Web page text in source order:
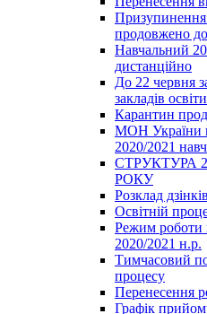
Призупинення
продовжено
Навчальний
дистанційно
До 22 червня
закладів
Карантин
МОН України
2020/2021
СТРУКТУРА
РОКУ
Розклад
Освітній
Режим роботи
2020/2021 н.р.
Тимчасовий
процесу
Перенесення
Графік